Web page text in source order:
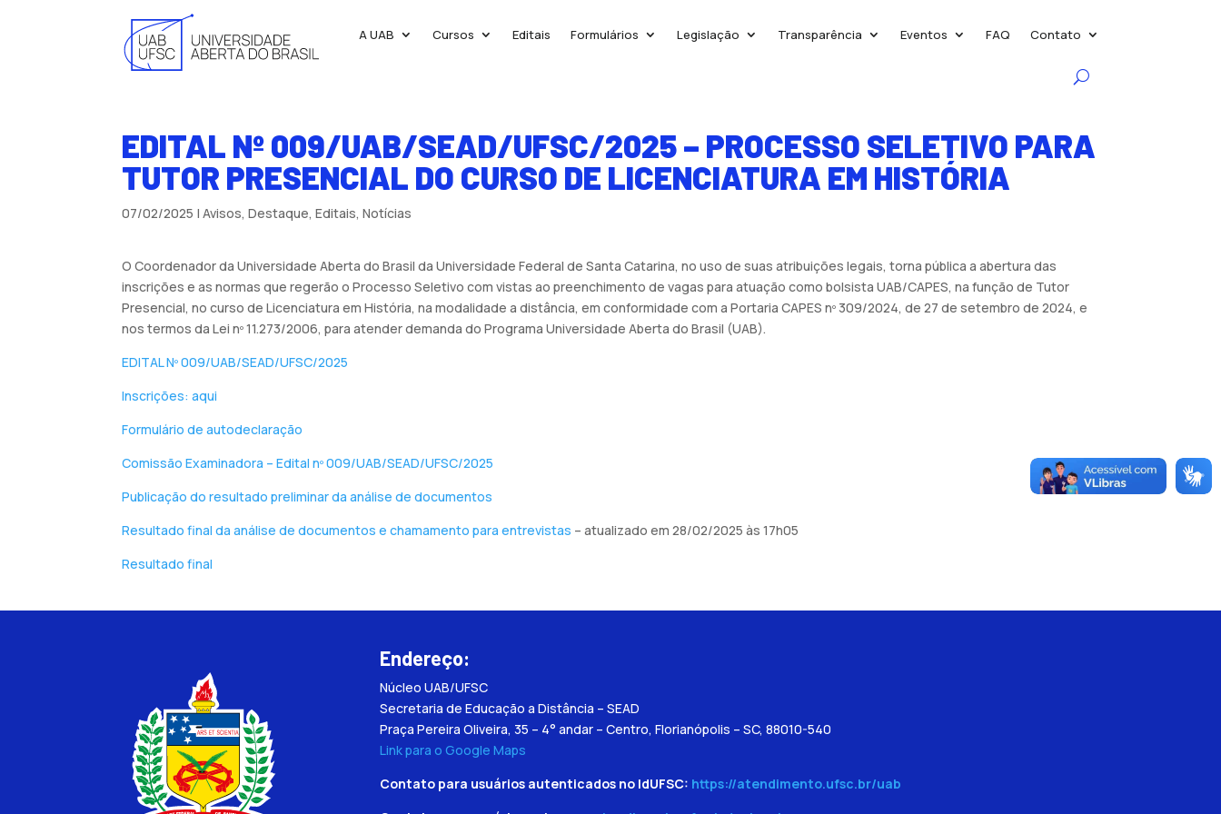
A UAB Cursos Editais Formulários Legislação Transparência Eventos FAQ Contato
EDITAL Nº 009/UAB/SEAD/UFSC/2025 – PROCESSO SELETIVO PARA
TUTOR PRESENCIAL DO CURSO DE LICENCIATURA EM HISTÓRIA
07/02/2025 |Avisos,Destaque,Editais,Notícias
O Coordenador da Universidade Aberta do Brasil da Universidade Federal de Santa Catarina, no uso de suas atribuições legais, torna pública a abertura das
inscrições e as normas que regerão o Processo Seletivo com vistas ao preenchimento de vagas para atuação como bolsista UAB/CAPES, na função de Tutor
Presencial, no curso de Licenciatura em História, na modalidade a distância, em conformidade com a Portaria CAPES nº 309/2024, de 27 de setembro de 2024, e
nos termos da Lei nº 11.273/2006, para atender demanda do Programa Universidade Aberta do Brasil (UAB).
EDITAL Nº 009/UAB/SEAD/UFSC/2025
Inscrições: aqui
Formulário de autodeclaração
Comissão Examinadora – Edital nº 009/UAB/SEAD/UFSC/2025
Publicação do resultado preliminar da análise de documentos
Resultado final da análise de documentos e chamamento para entrevistas – atualizado em 28/02/2025 às 17h05
Resultado final
Endereço:
Núcleo UAB/UFSC
Secretaria de Educação a Distância – SEAD
Praça Pereira Oliveira, 35 – 4° andar – Centro, Florianópolis – SC, 88010-540
Link para o Google Maps
Contato para usuários autenticados no IdUFSC: https://atendimento.ufsc.br/uab